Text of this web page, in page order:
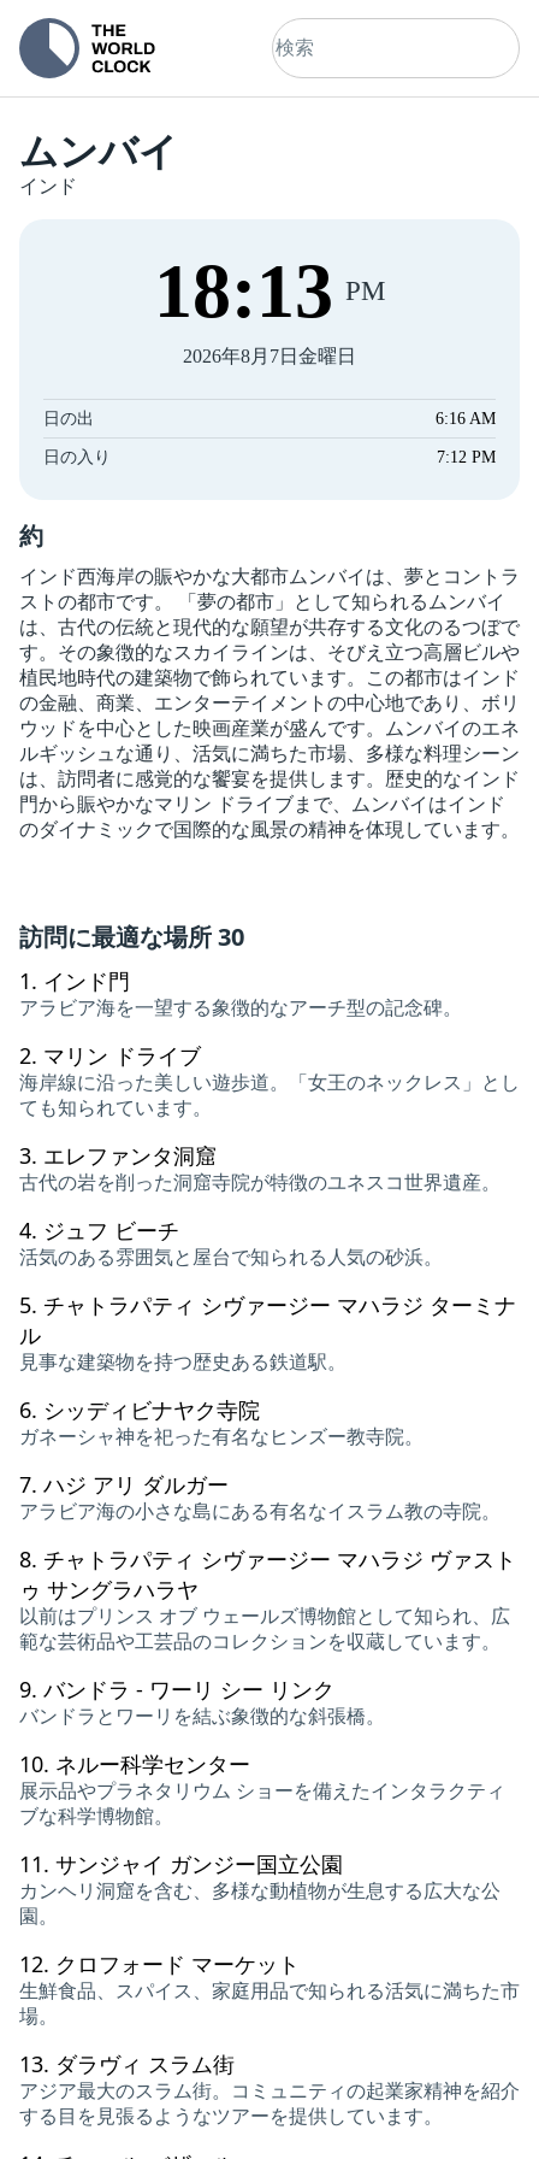
ムンバイ
インド
18:14 PM
2026年8月7日金曜日
日の出 6:16 AM
日の入り 7:12 PM
約
インド西海岸の賑やかな大都市ムンバイは、夢とコントラ
ストの都市です。 「夢の都市」として知られるムンバイ
は、古代の伝統と現代的な願望が共存する文化のるつぼで
す。その象徴的なスカイラインは、そびえ立つ高層ビルや
植民地時代の建築物で飾られています。この都市はインド
の金融、商業、エンターテイメントの中心地であり、ボリ
ウッドを中心とした映画産業が盛んです。ムンバイのエネ
ルギッシュな通り、活気に満ちた市場、多様な料理シーン
は、訪問者に感覚的な饗宴を提供します。歴史的なインド
門から賑やかなマリン ドライブまで、ムンバイはインド
のダイナミックで国際的な風景の精神を体現しています。
訪問に最適な場所 30
1. インド門
アラビア海を一望する象徴的なアーチ型の記念碑。
2. マリン ドライブ
海岸線に沿った美しい遊歩道。「女王のネックレス」とし
ても知られています。
3. エレファンタ洞窟
古代の岩を削った洞窟寺院が特徴のユネスコ世界遺産。
4. ジュフ ビーチ
活気のある雰囲気と屋台で知られる人気の砂浜。
5. チャトラパティ シヴァージー マハラジ ターミナ
ル
見事な建築物を持つ歴史ある鉄道駅。
6. シッディビナヤク寺院
ガネーシャ神を祀った有名なヒンズー教寺院。
7. ハジ アリ ダルガー
アラビア海の小さな島にある有名なイスラム教の寺院。
8. チャトラパティ シヴァージー マハラジ ヴァスト
ゥ サングラハラヤ
以前はプリンス オブ ウェールズ博物館として知られ、広
範な芸術品や工芸品のコレクションを収蔵しています。
9. バンドラ - ワーリ シー リンク
バンドラとワーリを結ぶ象徴的な斜張橋。
10. ネルー科学センター
展示品やプラネタリウム ショーを備えたインタラクティ
ブな科学博物館。
11. サンジャイ ガンジー国立公園
カンヘリ洞窟を含む、多様な動植物が生息する広大な公
園。
12. クロフォード マーケット
生鮮食品、スパイス、家庭用品で知られる活気に満ちた市
場。
13. ダラヴィ スラム街
アジア最大のスラム街。コミュニティの起業家精神を紹介
する目を見張るようなツアーを提供しています。